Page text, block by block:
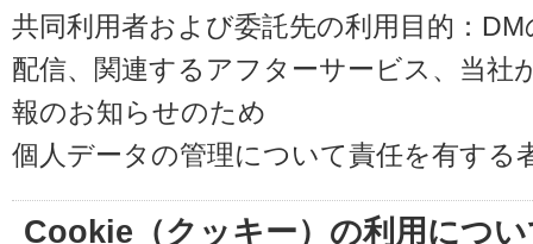
共同利用者および委託先の利用目的：
配信、関連するアフターサービス、当社
報のお知らせのため
個人データの管理について責任を有する
Cookie（クッキー）の利用につ